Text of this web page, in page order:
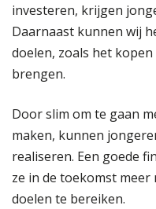
investeren, krijgen
Daarnaast kunnen wij
doelen, zoals het
brengen.
Door slim om te gaan
maken, kunnen
realiseren. Een goede
ze in de toekomst
doelen te bereiken.